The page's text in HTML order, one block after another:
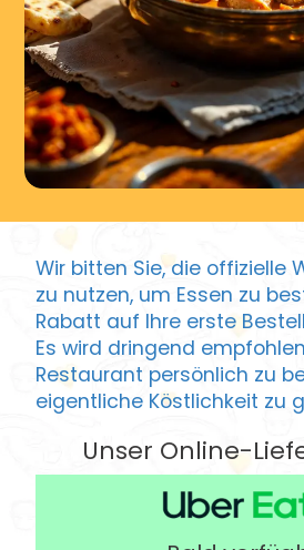
Wir bitten Sie, die offizielle
zu nutzen, um Essen zu
Rabatt auf Ihre erste
Es wird dringend
Restaurant persönlich zu
eigentliche Köstlichkeit zu
Unser Online-